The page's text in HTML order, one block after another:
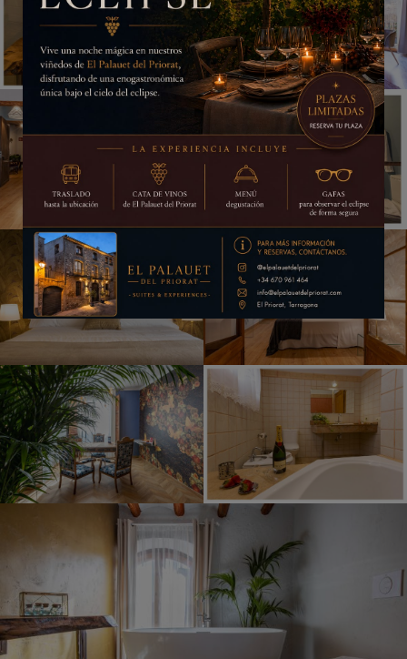
Он будет закрыт в 15 секунд